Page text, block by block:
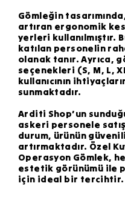
Gömleğin
artıran ergonomik
yerleri kullanılmıştır.
katılan personelin
olanak tanır. Ayrıca,
seçenekleri (S, M, L,
kullanıcının
sunmaktadır.
Arditi Shop’un
askeri personele
durum, ürünün
artırmaktadır. Özel
Operasyon Gömlek,
estetik görünümü ile
için ideal bir tercihtir.